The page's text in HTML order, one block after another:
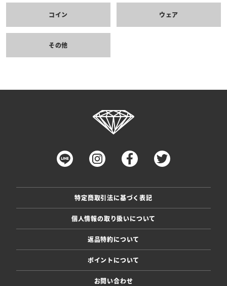
コイン ウェア
その他
特定商取引法に基づく表記
個人情報の取り扱いについて
返品特約について
ポイントについて
お問い合わせ